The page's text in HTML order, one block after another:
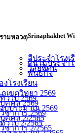
ามหลวง)Srinaphakhet
สีประจำโรงเ
ต้นไม้ประจำโ
วิสัยทัศน์
พันธกิจ
โรงเรียน
เขตวิทยา 2569
วไป 2569
คคล 2569
บประมาณ 2569
ชาการ 2569
คคล 2/2565
ไป 2/2565
าการ 2/2565